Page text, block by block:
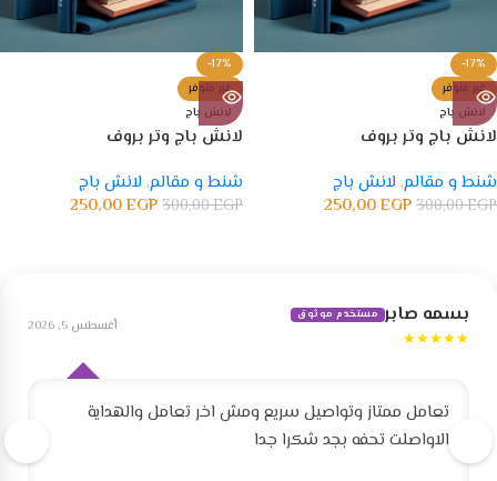
-17%
غير متوفر
لانش باج
لانش باج وتر بروف
شنط و مقالم, لانش باج
300,00EGP
250,00EGP
-17%
غير متوفر
لانش باج
لانش باج وتر بروف
شنط و مقالم, لانش باج
300,00EGP
250,00EGP
بسمه صابر مستخدم موثوق
★★★★★
أغسطس 5, 2026
تعامل ممتاز وتواصيل سريع ومش اخر تعامل والهداية
الاواصلت تحفه بجد شكرا جدا